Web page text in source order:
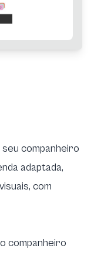
companheiro
adaptada,
com
companheiro